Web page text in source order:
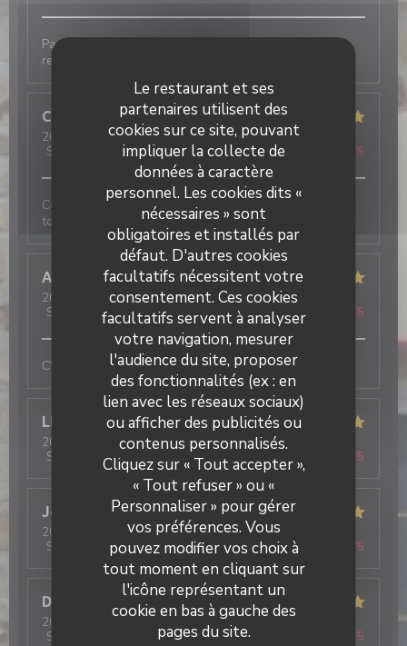
Le restaurant et ses
partenaires utilisent des
cookies sur ce site, pouvant
impliquer la collecte de
données à caractère
personnel. Les cookies dits «
nécessaires » sont
obligatoires et installés par
défaut. D'autres cookies
facultatifs nécessitent votre
consentement. Ces cookies
facultatifs servent à analyser
votre navigation, mesurer
l'audience du site, proposer
des fonctionnalités (ex : en
lien avec les réseaux sociaux)
ou afficher des publicités ou
contenus personnalisés.
Cliquez sur « Tout accepter »,
« Tout refuser » ou «
Personnaliser » pour gérer
vos préférences. Vous
pouvez modifier vos choix à
tout moment en cliquant sur
l'icône représentant un
cookie en bas à gauche des
pages du site.
Parfait. 2ème fois en 5 jours car de passage. Je
recommande.
Camille
2026-08-04- 19:00 - Couverts 3
Service
Ambiance:5/5 Cuisine:5/5 Qualité / Prix /5
Ce n’est pas la première fois que je viens et je suis
toujours très contente!
Annie
2026-07-30- 20:45 - Couverts 4
Service
/5 Ambiance: 5/5 Cuisine: 5/5 Qualité / Prix /5
C'était parfait, comme d'habitude
LE GRAET G
2026-07-29
- 19:00 - Couverts 6
Service
/5 Ambiance 5 /5 Cuisine Qualité / Prix /5
Jeremy
2026-07-31
- 13:00 - Couverts 5
Service
/5 Ambiance:5/5 Cuisine: 5/5 Qualité / Prix /5
Dominique
2026-07-30
- 21:00 - Couverts 5
Service
Ambiance:5/5 Cuisine: 5 /5